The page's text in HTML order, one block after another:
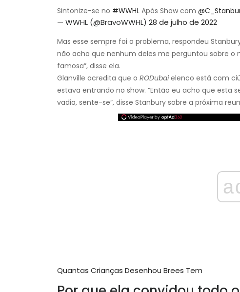
Sintonize-se no #WWHL Após Show com
— WWHL (@BravoWWHL) 28 de julho de 2022
Mas esse sempre foi o problema, respondeu
não acho que nenhum deles me perguntou sobre o
famosa”, disse ela.
Glanville acredita que o RODubaielenco está com
estava entrando no show. “Então eu acho que esta
vadia, sente-se”, disse Stanbury sobre a próxima
Quantas Crianças Desenhou Brees Tem